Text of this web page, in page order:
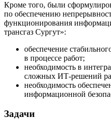
Кроме того, были
по обеспечению
функционирования
трансгаз Сургут»:
обеспечение
в процессе работ;
необходимость в
сложных ИТ-решений
необходимость
информационной
Задачи